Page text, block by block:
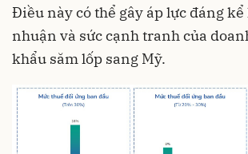
Điều này có thể gây áp lực đáng
nhuận và sức cạnh tranh của
khẩu săm lốp sang Mỹ.